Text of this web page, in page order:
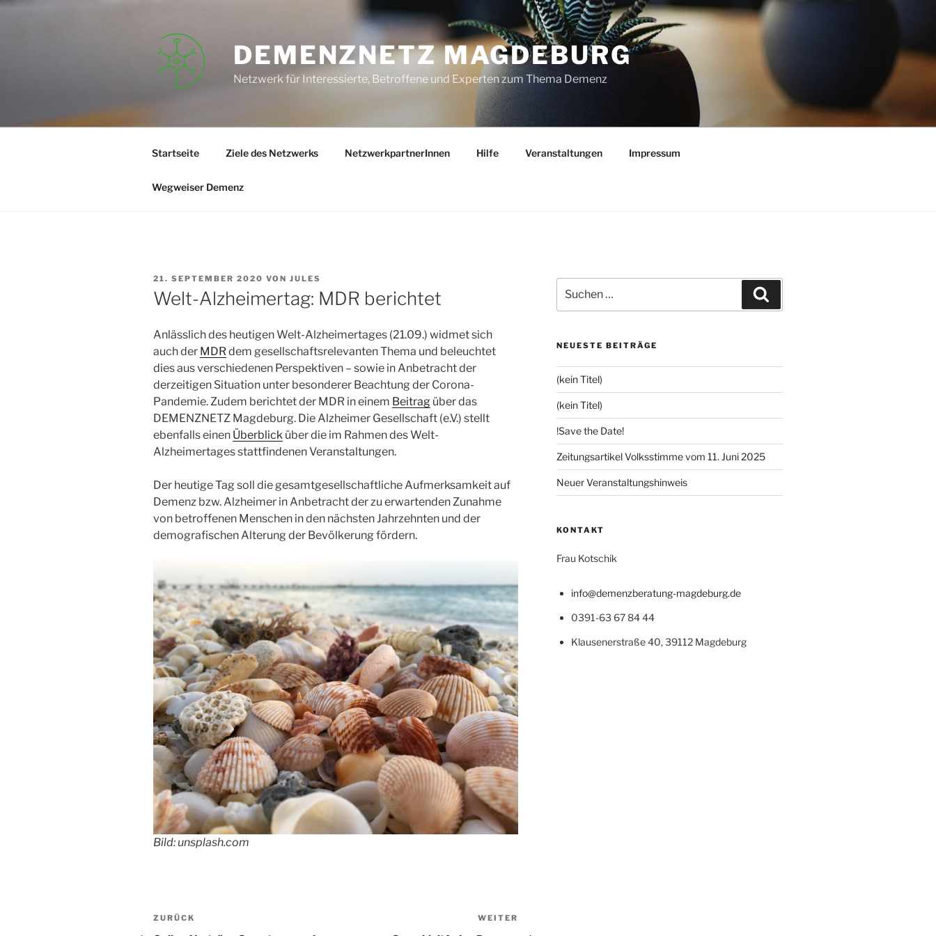
Zum
DEMENZNETZ MAGDEBURG
Netzwerk für Interessierte, Betroffene und Experten zum Thema Demenz
Startseite Ziele des Netzwerks NetzwerkpartnerInnen Hilfe Veranstaltungen Impressum
Wegweiser Demenz
VERÖFFENTLICHT
AM
21. SEPTEMBER 2020 VON JULES
Welt-Alzheimertag: MDR berichtet
Anlässlich des heutigen Welt-Alzheimertages (21.09.) widmet sich
auch der MDRdem gesellschaftsrelevanten Thema und beleuchtet
dies aus verschiedenen Perspektiven – sowie in Anbetracht der
derzeitigen Situation unter besonderer Beachtung der Corona-
Pandemie. Zudem berichtet der MDR in einem Beitrag über das
DEMENZNETZ Magdeburg. Die Alzheimer Gesellschaft (e.V.) stellt
ebenfalls einen Überblick über die im Rahmen des Welt-
Alzheimertages stattfindenen Veranstaltungen.
Der heutige Tag soll die gesamtgesellschaftliche Aufmerksamkeit auf
Demenz bzw. Alzheimer in Anbetracht der zu erwartenden Zunahme
von betroffenen Menschen in den nächsten Jahrzehnten und der
demografischen Alterung der Bevölkerung fördern.
Bild: unsplash.com
Beitragsnavigation
Vorheriger
ZURÜCK WEITER
nach:
NEUESTE BEITRÄGE
(kein Titel)
(kein Titel)
!Save the Date!
Zeitungsartikel Volksstimme vom 11. Juni 2025
Neuer Veranstaltungshinweis
KONTAKT
Frau Kotschik
info@demenzberatung-magdeburg.de
0391-63 67 84 44
Klausenerstraße 40, 39112 Magdeburg